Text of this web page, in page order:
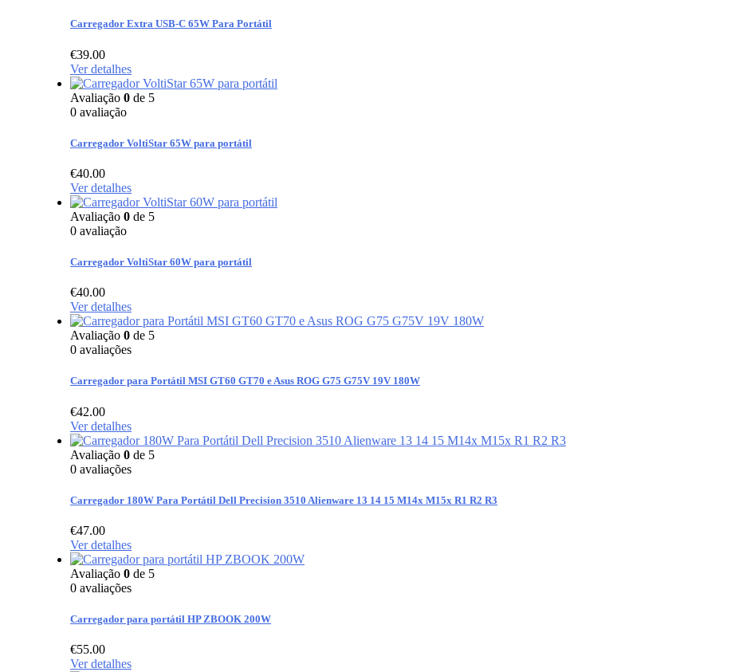
Carregador Extra USB-C 65W Para Portátil
€39.00
Ver detalhes
Avaliação 0 de 5
0 avaliação
Carregador VoltiStar 65W para portátil
€40.00
Ver detalhes
Avaliação 0 de 5
0 avaliação
Carregador VoltiStar 60W para portátil
€40.00
Ver detalhes
Avaliação 0 de 5
0 avaliações
Carregador para Portátil MSI GT60 GT70 e Asus ROG G75 G75V 19V 180W
€42.00
Ver detalhes
Avaliação 0 de 5
0 avaliações
Carregador 180W Para Portátil Dell Precision 3510 Alienware 13 14 15 M14x M15x R1 R2 R3
€47.00
Ver detalhes
Avaliação 0 de 5
0 avaliações
Carregador para portátil HP ZBOOK 200W
€55.00
Ver detalhes